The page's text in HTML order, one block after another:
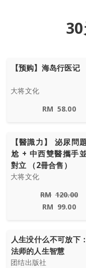
【预购】海岛行医记
大将文化
RM 58.00
【醫識力】 泌尿問
尬 + 中西雙醫攜手
對立 （2冊合售）
大将文化
RM 120.00
RM 99.00
人生没什么不可放下
法师的人生智慧
团结出版社